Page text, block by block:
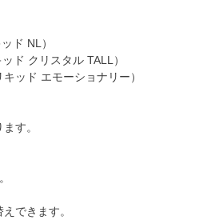
ド NL）
ド クリスタル TALL）
ッド エモーショナリー）
す。
できます。